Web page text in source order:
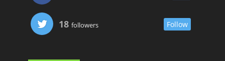
18 followers Follow